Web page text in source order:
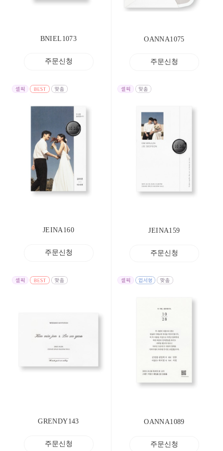
BNIEL1073
주문신청
OANNA1075
주문신청
JEINA160
주문신청
JEINA159
주문신청
GRENDY143
주문신청
OANNA1089
주문신청